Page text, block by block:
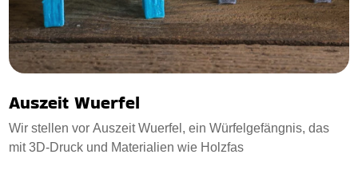
Auszeit Wuerfel
Wir stellen vor Auszeit Wuerfel, ein Würfelgefängnis, das
mit 3D-Druck und Materialien wie Holzfas